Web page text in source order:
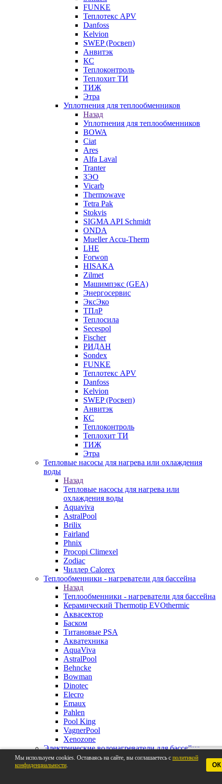
FUNKE
Теплотекс APV
Danfoss
Kelvion
SWEP (Росвеп)
Анвитэк
КС
Теплоконтроль
Теплохит ТИ
ТИЖ
Этра
Уплотнения для теплообменников
Назад
Уплотнения для теплообменников
BOWA
Ciat
Ares
Alfa Laval
Tranter
ЗЭО
Vicarb
Thermowave
Tetra Pak
Stokvis
SIGMA API Schmidt
ONDA
Mueller Accu-Therm
LHE
Forwon
HISAKA
Zilmet
Машимпэкс (GEA)
Энергосервис
ЭксЭко
ТПлР
Теплосила
Secespol
Fischer
РИДАН
Sondex
FUNKE
Теплотекс APV
Danfoss
Kelvion
SWEP (Росвеп)
Анвитэк
КС
Теплоконтроль
Теплохит ТИ
ТИЖ
Этра
Тепловые насосы для нагрева или охлаждения
воды
Назад
Тепловые насосы для нагрева или
охлаждения воды
Aquaviva
AstralPool
Brilix
Fairland
Phnix
Procopi Climexel
Zodiac
Чиллер Calorex
Теплообменники - нагреватели для бассейна
Назад
Теплообменники - нагреватели для бассейна
Керамический Thermotip EVOthermic
Аквасектор
Баском
Титановые PSA
Акватехника
AquaViva
AstralPool
Behncke
Bowman
Dinotec
Elecro
Emaux
Pahlen
Pool King
VagnerPool
Xenozone
Электрические водонагреватели для бассейна
Назад
Электрические водонагреватели для
Мы используем cookies. Оставаясь на сайте, вы соглашаетесь с политикой
конфиденциальности. ОК